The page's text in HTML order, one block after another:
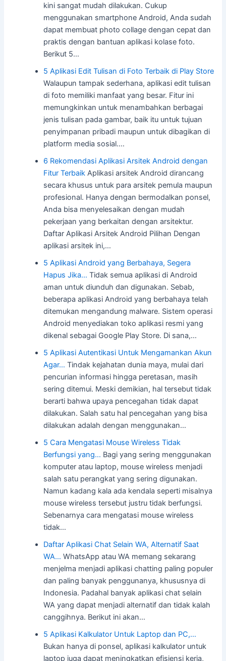
kini sangat mudah dilakukan. Cukup
menggunakan smartphone Android, Anda sudah
dapat membuat photo collage dengan cepat dan
praktis dengan bantuan aplikasi kolase foto.
Berikut 5…
5 Aplikasi Edit Tulisan di Foto Terbaik di Play Store
Walaupun tampak sederhana, aplikasi edit tulisan
di foto memiliki manfaat yang besar. Fitur ini
memungkinkan untuk menambahkan berbagai
jenis tulisan pada gambar, baik itu untuk tujuan
penyimpanan pribadi maupun untuk dibagikan di
platform media sosial.…
6 Rekomendasi Aplikasi Arsitek Android dengan
Fitur Terbaik Aplikasi arsitek Android dirancang
secara khusus untuk para arsitek pemula maupun
profesional. Hanya dengan bermodalkan ponsel,
Anda bisa menyelesaikan dengan mudah
pekerjaan yang berkaitan dengan arsitektur.
Daftar Aplikasi Arsitek Android Pilihan Dengan
aplikasi arsitek ini,…
5 Aplikasi Android yang Berbahaya, Segera
Hapus Jika… Tidak semua aplikasi di Android
aman untuk diunduh dan digunakan. Sebab,
beberapa aplikasi Android yang berbahaya telah
ditemukan mengandung malware. Sistem operasi
Android menyediakan toko aplikasi resmi yang
dikenal sebagai Google Play Store. Di sana,…
5 Aplikasi Autentikasi Untuk Mengamankan Akun
Agar… Tindak kejahatan dunia maya, mulai dari
pencurian informasi hingga peretasan, masih
sering ditemui. Meski demikian, hal tersebut tidak
berarti bahwa upaya pencegahan tidak dapat
dilakukan. Salah satu hal pencegahan yang bisa
dilakukan adalah dengan menggunakan…
5 Cara Mengatasi Mouse Wireless Tidak
Berfungsi yang… Bagi yang sering menggunakan
komputer atau laptop, mouse wireless menjadi
salah satu perangkat yang sering digunakan.
Namun kadang kala ada kendala seperti misalnya
mouse wireless tersebut justru tidak berfungsi.
Sebenarnya cara mengatasi mouse wireless
tidak…
Daftar Aplikasi Chat Selain WA, Alternatif Saat
WA… WhatsApp atau WA memang sekarang
menjelma menjadi aplikasi chatting paling populer
dan paling banyak penggunanya, khususnya di
Indonesia. Padahal banyak aplikasi chat selain
WA yang dapat menjadi alternatif dan tidak kalah
canggihnya. Berikut ini akan…
5 Aplikasi Kalkulator Untuk Laptop dan PC,…
Bukan hanya di ponsel, aplikasi kalkulator untuk
laptop juga dapat meningkatkan efisiensi kerja,